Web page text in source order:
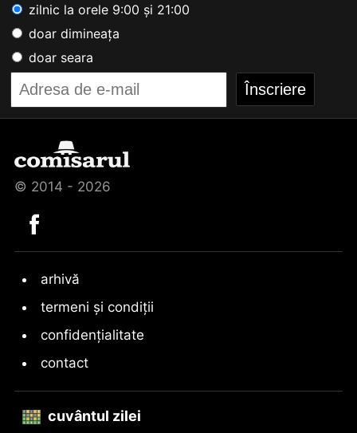
zilnic la orele 9:00 și 21:00
doar dimineața
doar seara
© 2014 - 2026
arhivă
termeni și condiții
confidențialitate
contact
cuvântul zilei